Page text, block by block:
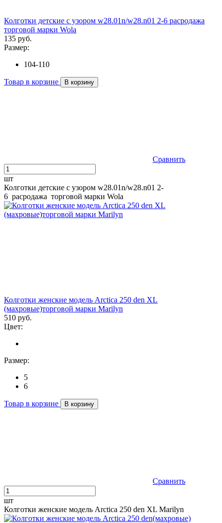
Колготки детские с узором w28.01n/w28.n01 2-6 расродажа
торговой марки Wola
135 руб.
Размер:
104-110
Товар в корзине В корзину
Сравнить
шт
Колготки детские с узором w28.01n/w28.n01 2-
6 расродажа торговой марки Wola
Колготки женские модель Arctica 250 den XL
(махровые)торговой марки Marilyn
510 руб.
Цвет:
Размер:
5
6
Товар в корзине В корзину
Сравнить
шт
Колготки женские модель Arctica 250 den XL Marilyn